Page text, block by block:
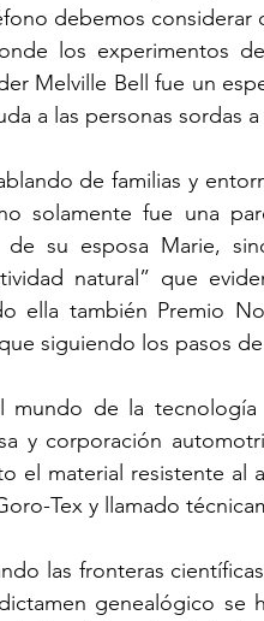
debemos considerar
los experimentos
Melville Bell fue un
a las personas sordas
de familias y
solamente fue una
de su esposa Marie,
natural” que
ella también Premio
siguiendo los pasos
mundo de la tecnología
y corporación
el material resistente al
Tex y llamado
las fronteras
genealógico se